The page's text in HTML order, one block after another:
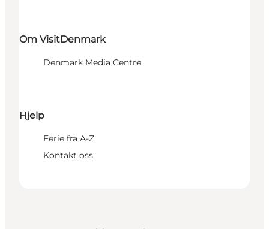
Om VisitDenmark
Denmark Media Centre
Hjelp
Ferie fra A-Z
Kontakt oss